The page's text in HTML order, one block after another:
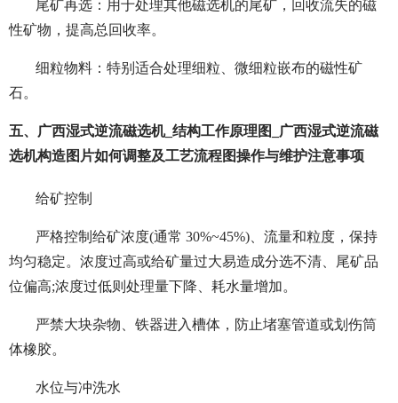
尾矿再选：用于处理其他磁选机的尾矿，回收流失的磁
性矿物，提高总回收率。
细粒物料：特别适合处理细粒、微细粒嵌布的磁性矿
石。
五、广西湿式逆流磁选机_结构工作原理图_广西湿式逆流磁
选机构造图片如何调整及工艺流程图操作与维护注意事项
给矿控制
严格控制给矿浓度(通常 30%~45%)、流量和粒度，保持
均匀稳定。浓度过高或给矿量过大易造成分选不清、尾矿品
位偏高;浓度过低则处理量下降、耗水量增加。
严禁大块杂物、铁器进入槽体，防止堵塞管道或划伤筒
体橡胶。
水位与冲洗水